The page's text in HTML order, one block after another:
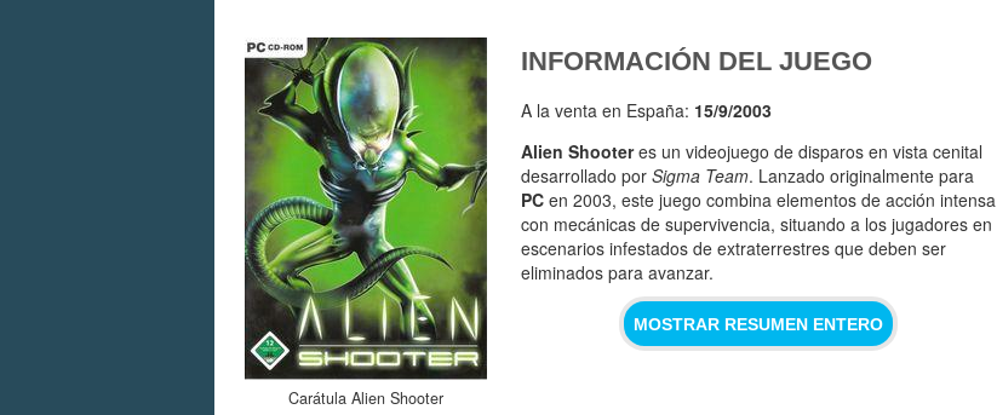
Carátula Alien Shooter
INFORMACIÓN DEL JUEGO
A la venta en España: 15/9/2003
Alien Shooteres un videojuego de disparos en vista cenital
desarrollado por Sigma Team. Lanzado originalmente para
PC en 2003, este juego combina elementos de acción intensa
con mecánicas de supervivencia, situando a los jugadores en
escenarios infestados de extraterrestres que deben ser
eliminados para avanzar.
MOSTRAR RESUMEN ENTERO